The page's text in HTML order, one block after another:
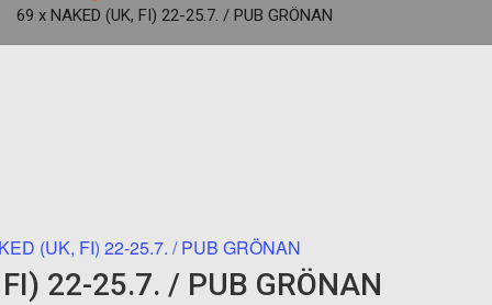
69 x NAKED (UK, FI) 22-25.7. / PUB GRÖNAN
(UK, FI) 22-25.7. / PUB GRÖNAN
22-25.7. / PUB GRÖNAN